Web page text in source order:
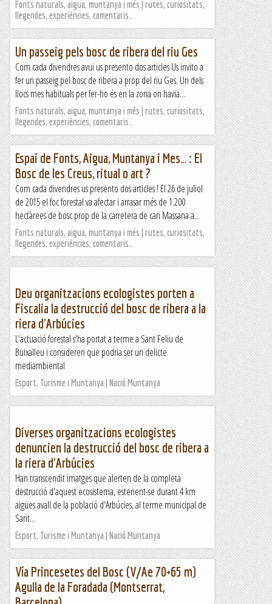
Fonts naturals, aigua, muntanya i més | rutes, curiositats,
llegendes, experiències, comentaris…
Un passeig pels bosc de ribera del riu Ges
Com cada divendres avui us presento dos articles Us invito a
fer un passeig pel bosc de ribera a prop del riu Ges. Un dels
llocs mes habituals per fer-ho és en la zona on havia...
Fonts naturals, aigua, muntanya i més | rutes, curiositats,
llegendes, experiències, comentaris…
Espai de Fonts, Aigua, Muntanya i Mes… : El
Bosc de les Creus, ritual o art ?
Com cada divendres us presento dos articles ! El 26 de juliol
de 2015 el foc forestal va afectar i arrasar més de 1.200
hectàrees de bosc prop de la carretera de can Massana a...
Fonts naturals, aigua, muntanya i més | rutes, curiositats,
llegendes, experiències, comentaris…
Deu organitzacions ecologistes porten a
Fiscalia la destrucció del bosc de ribera a la
riera d'Arbúcies
L'actuació forestal s'ha portat a terme a Sant Feliu de
Buixalleu i consideren que podria ser un delicte
mediambiental
Esport, Turisme i Muntanya | Nació Muntanya
Diverses organitzacions ecologistes
denuncien la destrucció del bosc de ribera a
la riera d'Arbúcies
Han transcendit imatges que alerten de la completa
destrucció d'aquest ecosistema, estenent-se durant 4 km
aigües avall de la població d'Arbúcies, al terme municipal de
Sant...
Esport, Turisme i Muntanya | Nació Muntanya
Vía Princesetes del Bosc (V/Ae 70+65 m)
Agulla de la Foradada (Montserrat,